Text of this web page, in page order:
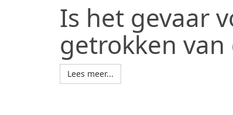
Is het gevaar
getrokken
Lees meer...